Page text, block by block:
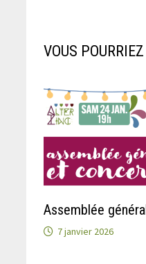
VOUS
Assemblée
7 janvier 2026